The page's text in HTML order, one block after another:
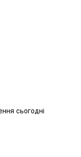
сьогодні